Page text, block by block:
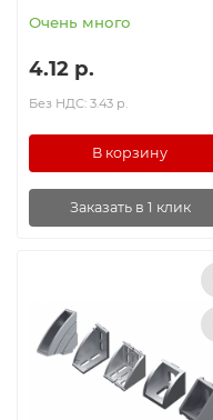
Очень много
4.12 р.
Без НДС: 3.43 р.
В корзину
Заказать в 1 клик